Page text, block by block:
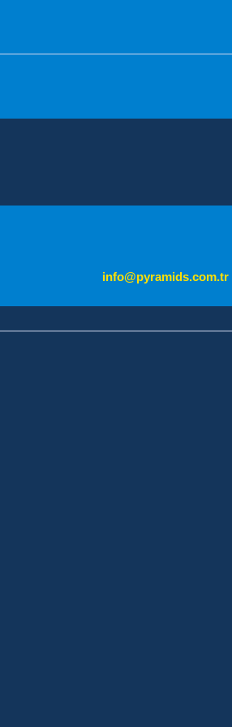
info@pyramids.com.tr